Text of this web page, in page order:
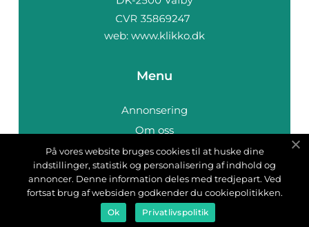
web: www.klikko.dk
Menu
Annonsering
Om oss
Cookies
Kontakta oss
Sitemap
På vores website bruges cookies til at huske dine
indstillinger, statistik og personalisering af indhold og
annoncer. Denne information deles med tredjepart. Ved
fortsat brug af websiden godkender du cookiepolitikken.
Ok Privatlivspolitik